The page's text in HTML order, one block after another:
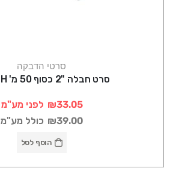
סרטי הדבקה
סרט חבלה "2 כסוף 50 מ' WURTH
₪33.05 לפני מע"מ
₪39.00 כולל מע"מ
הוסף לסל